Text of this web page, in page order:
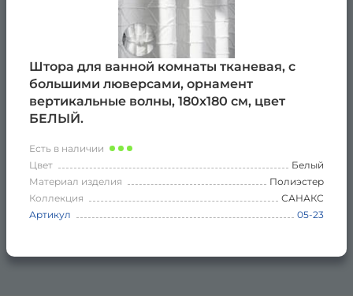
Штора для ванной комнаты тканевая, с
большими люверсами, орнамент
вертикальные волны, 180х180 см, цвет
БЕЛЫЙ.
Есть в наличии
Цвет
Белый
Материал изделия
Полиэстер
Коллекция
САНАКС
Артикул
05-23